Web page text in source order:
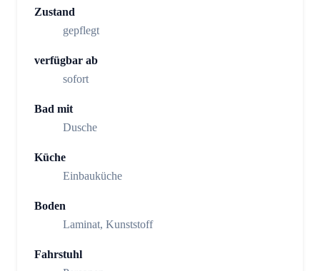
Zustand
gepflegt
verfügbar ab
sofort
Bad mit
Dusche
Küche
Einbauküche
Boden
Laminat, Kunststoff
Fahrstuhl